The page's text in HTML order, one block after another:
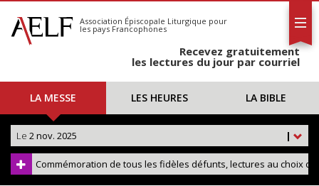
S'abonner
Calendrier
Association Épiscopale Liturgique pour
les pays Francophones
Recevez gratuitement
les lectures du jour par courriel
LA MESSE LES HEURES LA BIBLE
|
Le 2 nov. 2025
Commémoration de tous les fidèles défunts, lectures au choix